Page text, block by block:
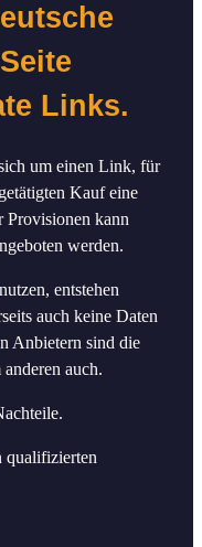
Links.
um einen Link, für
Kauf eine
kann
werden.
entstehen
auch keine Daten
Anbietern sind die
auch.
qualifizierten